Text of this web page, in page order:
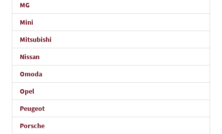
MG
Mini
Mitsubishi
Nissan
Omoda
Opel
Peugeot
Porsche